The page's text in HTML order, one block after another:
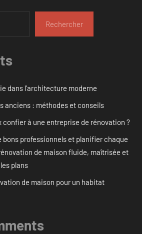
Rechercher
dans l’architecture moderne
anciens : méthodes et conseils
confier à une entreprise de rénovation ?
bons professionnels et planifier chaque
de maison fluide, maîtrisée et
plans
de maison pour un habitat